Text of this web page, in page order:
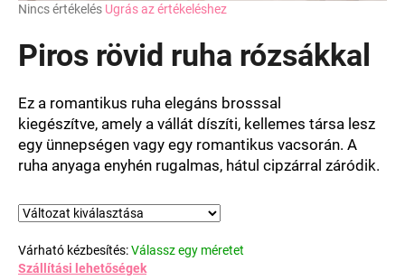
A
átlagos
értékelése
0,0
csillag.
Nincs értékelés Ugrás az értékeléshez
Piros rövid ruha rózsákkal
Ez a romantikus ruha elegáns brosssal
kiegészítve, amely a vállát díszíti, kellemes társa lesz
egy ünnepségen vagy egy romantikus vacsorán. A
ruha anyaga enyhén rugalmas, hátul cipzárral záródik.
Várható kézbesítés:Válassz egy méretet
Szállítási lehetőségek